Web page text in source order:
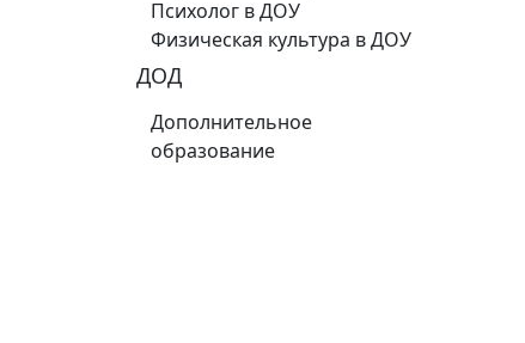
Психолог в ДОУ
Физическая культура в ДОУ
ДОД
Дополнительное
образование